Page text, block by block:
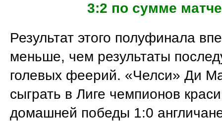
3:2 по сумме
Результат этого полуфинала
меньше, чем результаты
голевых феерий. «Челси» Ди
сыграть в Лиге чемпионов
домашней победы 1:0